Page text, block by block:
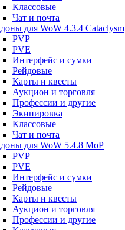
Классовые
Чат и почта
для WoW 4.3.4 Cataclysm
PVP
PVE
Интерфейс и сумки
Рейдовые
Карты и квесты
Аукцион и торговля
Профессии и другие
Экипировка
Классовые
Чат и почта
для WoW 5.4.8 MoP
PVP
PVE
Интерфейс и сумки
Рейдовые
Карты и квесты
Аукцион и торговля
Профессии и другие